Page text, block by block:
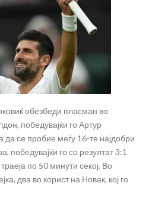
обезбеди пласман во
победувајќи го Артур
да се пробие меѓу 16-те најдобри
победувајќи го со резултат 3:1
по 50 минути секој. Во
два во корист на Новак, кој го